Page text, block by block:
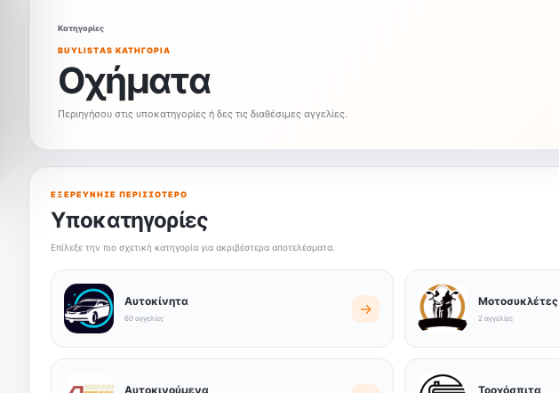
Κατηγορίες
BUYLISTAS ΚΑΤΗΓΟΡΊΑ
Οχήματα
Περιηγήσου στις υποκατηγορίες ή δες τις διαθέσιμες αγγελίες.
ΕΞΕΡΕΎΝΗΣΕ ΠΕΡΙΣΣΌΤΕΡΟ
Υποκατηγορίες
Επίλεξε την πιο σχετική κατηγορία για ακριβέστερα αποτελέσματα.
Αυτοκίνητα
60 αγγελίες
→ Μοτοσυκλέτες
2 αγγελίες
Αυτοκινούμενα Τροχόσπιτα